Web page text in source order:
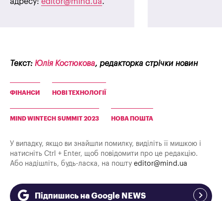
Текст: Юлія Костюкова, редакторка стрічки новин
ФІНАНСИ НОВІ ТЕХНОЛОГІЇ
MIND WINTECH SUMMIT 2023 НОВА ПОШТА
У випадку, якщо ви знайшли помилку, виділіть її мишкою і
натисніть Ctrl + Enter, щоб повідомити про це редакцію.
Або надішліть, будь-ласка, на пошту editor@mind.ua
Підпишись на Google NEWS